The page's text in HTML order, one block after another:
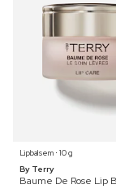
Lipbalsem ⋅ 10 g
By Terry
Baume De Rose Lip